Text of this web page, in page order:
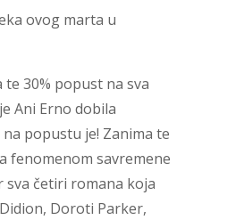
ovog marta u
te 30% popust na sva
Ani Erno dobila
popustu je! Zanima te
fenomenom savremene
sva četiri romana koja
Doroti Parker,